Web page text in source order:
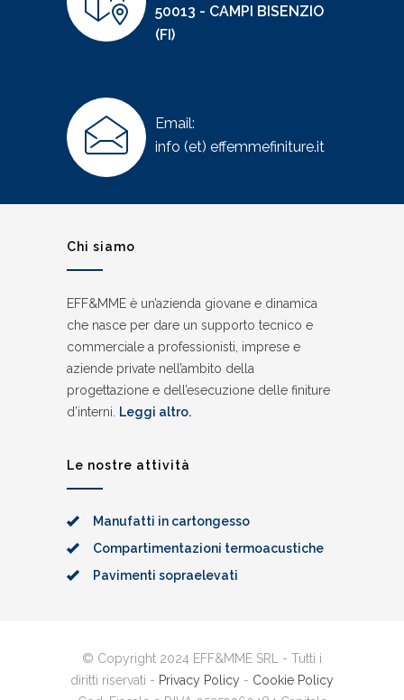
50013 - CAMPI BISENZIO
(FI)
Email:
info (et) effemmefiniture.it
Chi siamo
EFF&MME è un’azienda giovane e dinamica
che nasce per dare un supporto tecnico e
commerciale a professionisti, imprese e
aziende private nell’ambito della
progettazione e dell’esecuzione delle finiture
d’interni. Leggi altro.
Le nostre attività
Manufatti in cartongesso
Compartimentazioni termoacustiche
Pavimenti sopraelevati
© Copyright 2024 EFF&MME SRL - Tutti i
diritti riservati - Privacy Policy - Cookie Policy